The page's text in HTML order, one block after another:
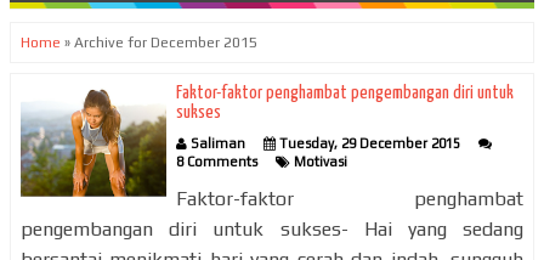
Home » Archive for December 2015
Faktor-faktor penghambat pengembangan diri untuk
sukses
Saliman
Tuesday, 29 December 2015
8 Comments
Motivasi
Faktor-faktor penghambat
pengembangan diri untuk sukses- Hai yang sedang